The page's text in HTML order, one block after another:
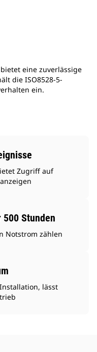
eine zuverlässige
die ISO8528-5-
ein.
Zugriff auf
Stunden
Notstrom zählen
lässt